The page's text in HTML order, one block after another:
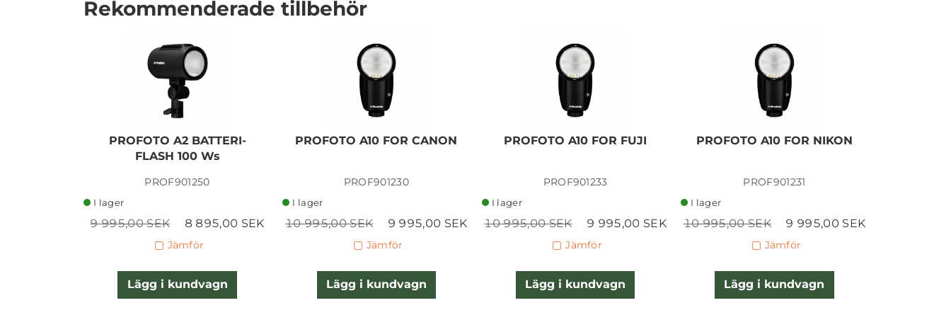
Rekommenderade tillbehör
PROFOTO A2 BATTERI-
FLASH 100 Ws
PROF901250
I lager
9 995,00 SEK 8 895,00 SEK
Jämför
Lägg i kundvagn
PROFOTO A10 FOR CANON
PROF901230
I lager
10 995,00 SEK 9 995,00 SEK
Jämför
Lägg i kundvagn
PROFOTO A10 FOR FUJI
PROF901233
I lager
10 995,00 SEK 9 995,00 SEK
Jämför
Lägg i kundvagn
PROFOTO A10 FOR NIKON
PROF901231
I lager
10 995,00 SEK 9 995,00 SEK
Jämför
Lägg i kundvagn